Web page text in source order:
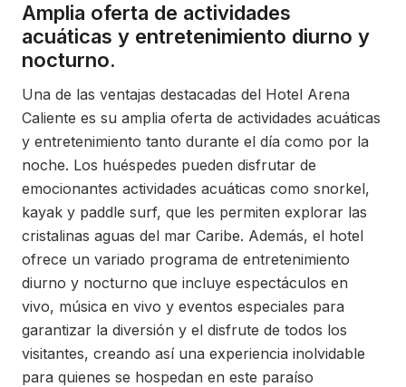
Amplia oferta de actividades
acuáticas y entretenimiento diurno y
nocturno.
Una de las ventajas destacadas del Hotel Arena
Caliente es su amplia oferta de actividades acuáticas
y entretenimiento tanto durante el día como por la
noche. Los huéspedes pueden disfrutar de
emocionantes actividades acuáticas como snorkel,
kayak y paddle surf, que les permiten explorar las
cristalinas aguas del mar Caribe. Además, el hotel
ofrece un variado programa de entretenimiento
diurno y nocturno que incluye espectáculos en
vivo, música en vivo y eventos especiales para
garantizar la diversión y el disfrute de todos los
visitantes, creando así una experiencia inolvidable
para quienes se hospedan en este paraíso